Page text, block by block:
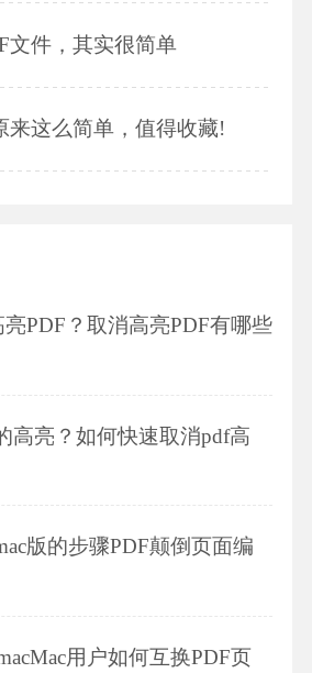
文件，其实很简单
来这么简单，值得收藏!
PDF？取消高亮PDF有哪些
高亮？如何快速取消pdf高
版的步骤PDF颠倒页面编
用户如何互换PDF页